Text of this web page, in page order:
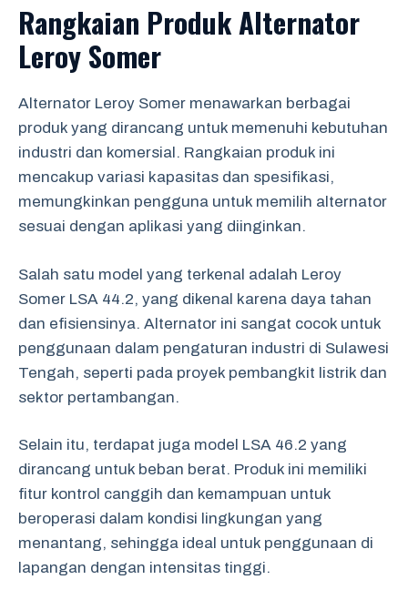
Rangkaian Produk Alternator
Leroy Somer
Alternator Leroy Somer menawarkan berbagai
produk yang dirancang untuk memenuhi kebutuhan
industri dan komersial. Rangkaian produk ini
mencakup variasi kapasitas dan spesifikasi,
memungkinkan pengguna untuk memilih alternator
sesuai dengan aplikasi yang diinginkan.
Salah satu model yang terkenal adalah Leroy
Somer LSA 44.2, yang dikenal karena daya tahan
dan efisiensinya. Alternator ini sangat cocok untuk
penggunaan dalam pengaturan industri di Sulawesi
Tengah, seperti pada proyek pembangkit listrik dan
sektor pertambangan.
Selain itu, terdapat juga model LSA 46.2 yang
dirancang untuk beban berat. Produk ini memiliki
fitur kontrol canggih dan kemampuan untuk
beroperasi dalam kondisi lingkungan yang
menantang, sehingga ideal untuk penggunaan di
lapangan dengan intensitas tinggi.